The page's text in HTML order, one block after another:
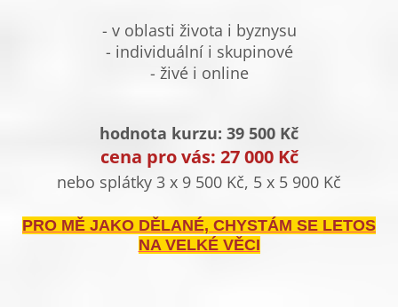
- v oblasti života i byznysu
- individuální i skupinové
- živé i online
hodnota kurzu: 39 500 Kč
cena pro vás: 27 000 Kč
nebo splátky 3 x 9 500 Kč, 5 x 5 900 Kč
PRO MĚ JAKO DĚLANÉ, CHYSTÁM SE LETOS
NA VELKÉ VĚCI